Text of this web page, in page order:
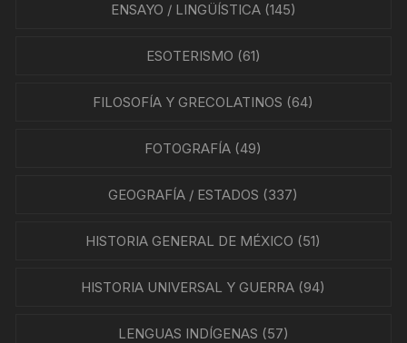
ENSAYO / LINGÜÍSTICA(145)
ESOTERISMO (61)
FILOSOFÍA Y GRECOLATINOS (64)
FOTOGRAFÍA (49)
GEOGRAFÍA / ESTADOS (337)
HISTORIA GENERAL DE MÉXICO (51)
HISTORIA UNIVERSAL Y GUERRA (94)
LENGUAS INDÍGENAS (57)